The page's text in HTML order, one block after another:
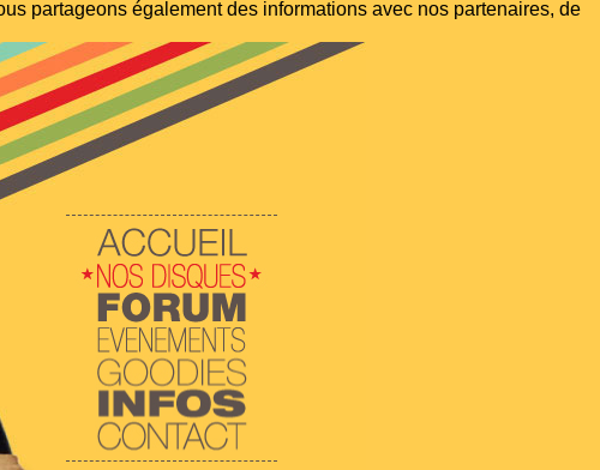
partageons également des informations avec nos partenaires, de